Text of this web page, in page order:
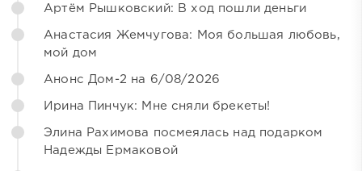
Артём Рышковский: В ход пошли деньги
Анастасия Жемчугова: Моя большая любовь,
мой дом
Анонс Дом-2 на 6/08/2026
Ирина Пинчук: Мне сняли брекеты!
Элина Рахимова посмеялась над подарком
Надежды Ермаковой